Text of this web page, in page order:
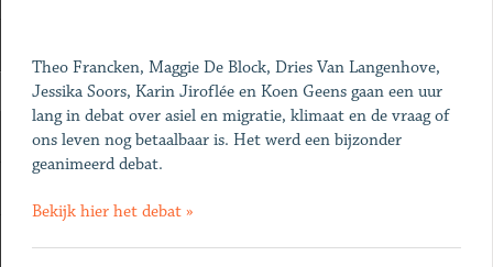
Theo Francken, Maggie De Block, Dries Van Langenhove,
Jessika Soors, Karin Jiroflée en Koen Geens gaan een uur
lang in debat over asiel en migratie, klimaat en de vraag of
ons leven nog betaalbaar is. Het werd een bijzonder
geanimeerd debat.
Bekijk hier het debat »